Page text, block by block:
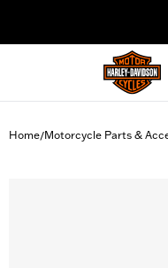
Home/Motorcycle Parts &